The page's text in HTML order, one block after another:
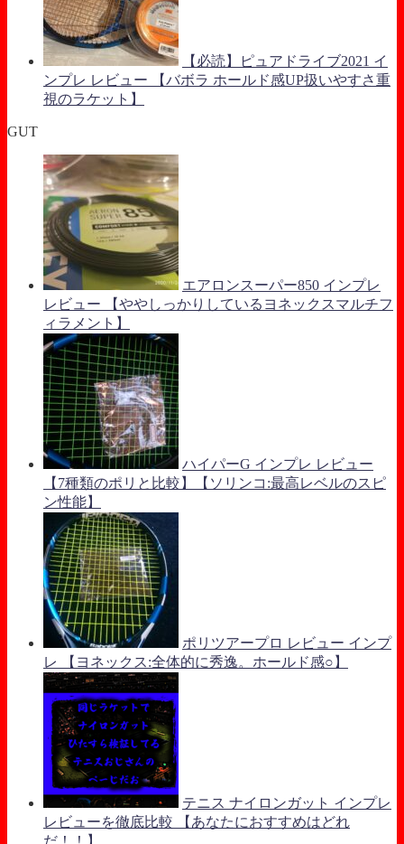
【必読】ピュアドライブ2021 イ
ンプレ レビュー 【バボラ ホールド感UP扱いやすさ重
視のラケット】
GUT
エアロンスーパー850 インプレ
レビュー 【ややしっかりしているヨネックスマルチフ
ィラメント】
ハイパーG インプレ レビュー
【7種類のポリと比較】【ソリンコ:最高レベルのスピ
ン性能】
ポリツアープロ レビュー インプ
レ 【ヨネックス:全体的に秀逸。ホールド感○】
テニス ナイロンガット インプレ
レビューを徹底比較 【あなたにおすすめはどれ
だ！！】